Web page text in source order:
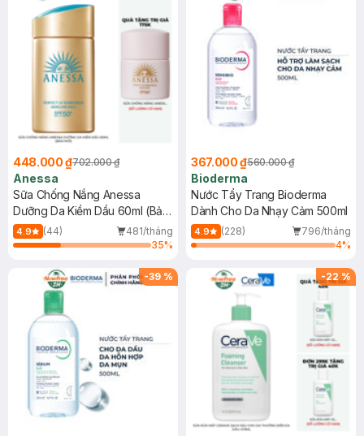
448.000 ₫702.000 ₫
Anessa
Sữa Chống Nắng Anessa
Dưỡng Da Kiềm Dầu 60ml (Bản
Mới)
4.9 (44)
481/tháng
35%
367.000 ₫560.000 ₫
Bioderma
Nước Tẩy Trang Bioderma
Dành Cho Da Nhạy Cảm 500ml
4.9 (228)
796/tháng
4%
-39 % -22 %